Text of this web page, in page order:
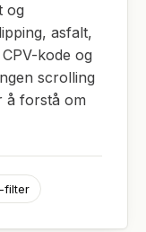
og
asfalt,
kode og
scrolling
å forstå om
filter